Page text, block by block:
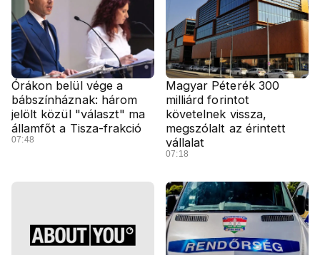
Órákon belül vége a
bábszínháznak: három
jelölt közül "választ" ma
államfőt a Tisza-frakció
07:48
Magyar Péterék 300
milliárd forintot
követelnek vissza,
megszólalt az érintett
vállalat
07:18